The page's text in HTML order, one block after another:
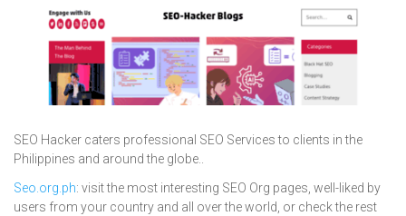
SEO Hacker caters professional SEO Services to clients in the
Philippines and around the globe..
Seo.org.ph: visit the most interesting SEO Org pages, well-liked by
users from your country and all over the world, or check the rest